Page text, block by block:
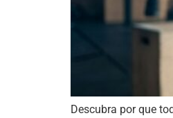
Descubra por que